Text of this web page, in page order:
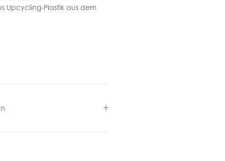
Upcycling-Plastik aus dem